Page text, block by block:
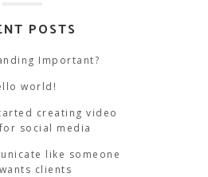
POSTS
Important?
world!
creating video
social media
like someone
clients